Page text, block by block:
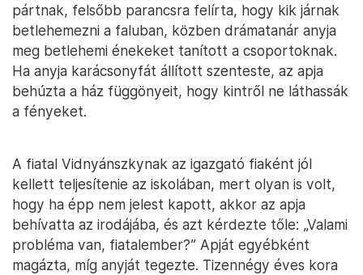
pártnak, felsőbb parancsra felírta, hogy kik járnak
betlehemezni a faluban, közben drámatanár anyja
meg betlehemi énekeket tanított a csoportoknak.
Ha anyja karácsonyfát állított szenteste, az apja
behúzta a ház függönyeit, hogy kintről ne láthassák
a fényeket.
A fiatal Vidnyánszkynak az igazgató fiaként jól
kellett teljesítenie az iskolában, mert olyan is volt,
hogy ha épp nem jelest kapott, akkor az apja
behívatta az irodájába, és azt kérdezte tőle: „Valami
probléma van, fiatalember?” Apját egyébként
magázta, míg anyját tegezte. Tizennégy éves kora